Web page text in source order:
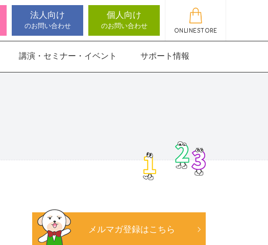
法人向け
のお問い合わせ
個人向け
のお問い合わせ
ONLINESTORE
講演・セミナー・イベント サポート情報
メルマガ登録はこちら